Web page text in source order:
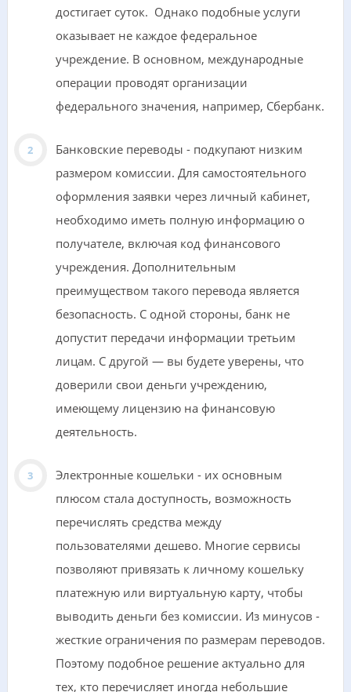
достигает суток. Однако подобные услуги
оказывает не каждое федеральное
учреждение. В основном, международные
операции проводят организации
федерального значения, например, Сбербанк.
Банковские переводы - подкупают низким
размером комиссии. Для самостоятельного
оформления заявки через личный кабинет,
необходимо иметь полную информацию о
получателе, включая код финансового
учреждения. Дополнительным
преимуществом такого перевода является
безопасность. С одной стороны, банк не
допустит передачи информации третьим
лицам. С другой — вы будете уверены, что
доверили свои деньги учреждению,
имеющему лицензию на финансовую
деятельность.
Электронные кошельки - их основным
плюсом стала доступность, возможность
перечислять средства между
пользователями дешево. Многие сервисы
позволяют привязать к личному кошельку
платежную или виртуальную карту, чтобы
выводить деньги без комиссии. Из минусов -
жесткие ограничения по размерам переводов.
Поэтому подобное решение актуально для
тех, кто перечисляет иногда небольшие